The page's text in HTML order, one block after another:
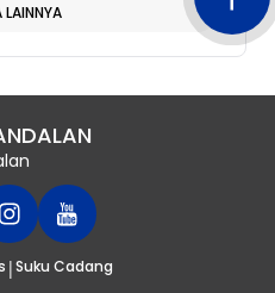
LAINNYA
|Suku Cadang